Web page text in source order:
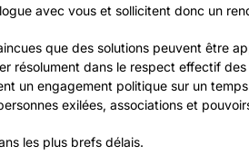
avec vous et sollicitent donc un
que des solutions peuvent être
résolument dans le respect effectif
un engagement politique sur un temps
exilées, associations et
les plus brefs délais.